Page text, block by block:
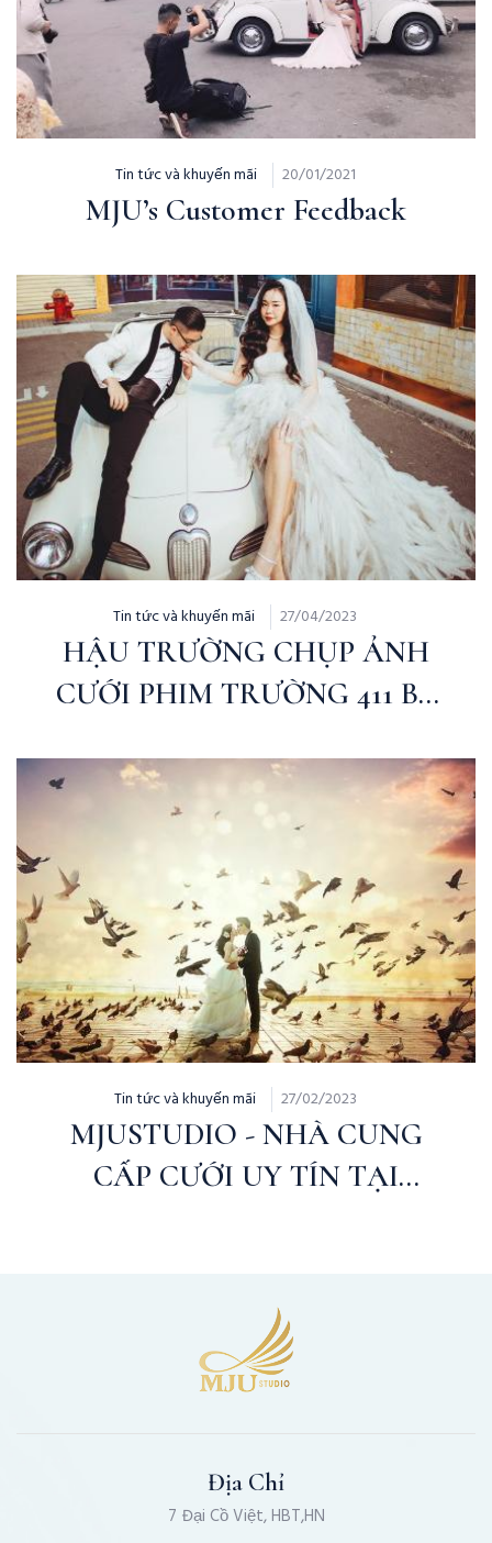
Tin tức và khuyến mãi 20/01/2021
MJU’s Customer Feedback
Tin tức và khuyến mãi 27/04/2023
HẬU TRƯỜNG CHỤP ẢNH
CƯỚI PHIM TRƯỜNG 411 BY
Tin tức và khuyến mãi 27/02/2023
MJUSTUDIO - NHÀ CUNG
CẤP CƯỚI UY TÍN TẠI
Địa Chỉ
7 Đại Cồ Việt, HBT,HN